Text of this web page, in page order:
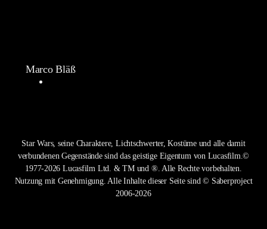
Marco Bläß
Star Wars, seine Charaktere, Lichtschwerter, Kostüme und alle damit
verbundenen Gegenstände sind das geistige Eigentum von Lucasfilm.©
1977-2026 Lucasfilm Ltd. & TM und ®. Alle Rechte vorbehalten.
Nutzung mit Genehmigung. Alle Inhalte dieser Seite sind © Saberproject
2006-2026